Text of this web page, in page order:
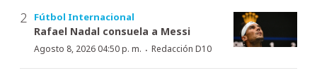
Fútbol Internacional
Rafael Nadal consuela a Messi
Agosto 8, 2026 04:50 p. m. · Redacción D10